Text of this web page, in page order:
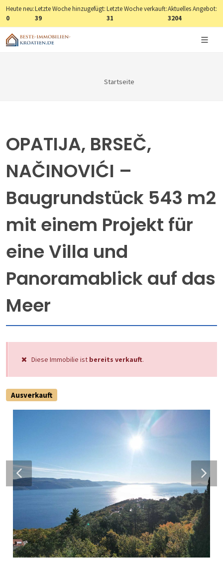
Heute neu:
0
Letzte Woche hinzugefügt:
39
Letzte Woche verkauft:
31
Aktuelles Angebot:
3204
Startseite
OPATIJA, BRSEČ,
NAČINOVIĆI –
Baugrundstück 543 m2
mit einem Projekt für
eine Villa und
Panoramablick auf das
Meer
Diese Immobilie ist bereits verkauft.
Ausverkauft